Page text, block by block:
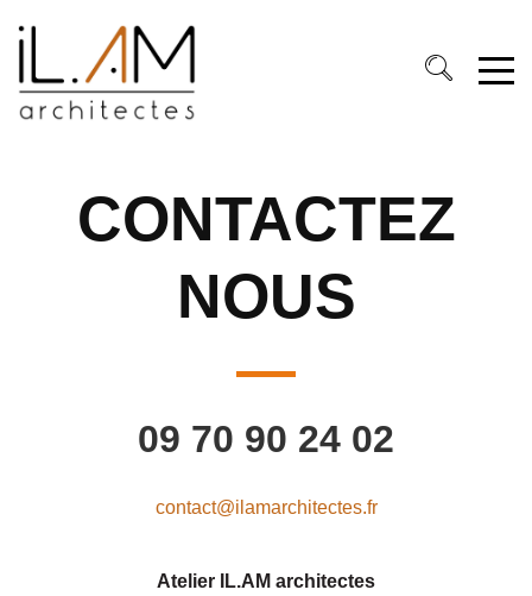
CONTACTEZ
NOUS
09 70 90 24 02
contact@ilamarchitectes.fr
Atelier IL.AM architectes